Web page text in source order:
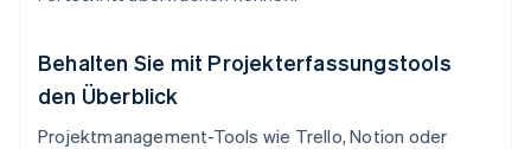
Behalten Sie mit Projekterfassungstools
den Überblick
Projektmanagement-Tools wie Trello, Notion oder